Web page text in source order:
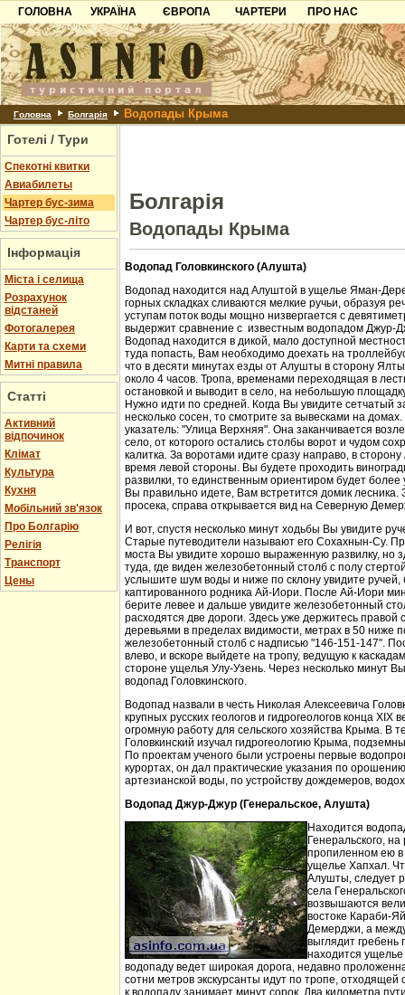
ГОЛОВНА
УКРАЇНА
Карпати
Азов
Причорноморря
Шацьк
ЄВРОПА
Чорногорія
Хорватія
Болгарія
Албанія
ЧАРТЕРИ
ПРО НАС
Контакти
Партнерам
Додати готель
Головна Болгарія Водопады Крыма
Готелі / Тури
Спекотні квитки
Авиабилеты
Чартер бус-зима
Чартер бус-літо
Інформація
Міста і селища
Розрахунок
відстаней
Фотогалерея
Карти та схеми
Митні правила
Статті
Активний
відпочинок
Клімат
Культура
Кухня
Мобільний зв'язок
Про Болгарію
Релігія
Транспорт
Цены
Болгарія
Водопады Крыма
Водопад Головкинского (Алушта)
Водопад находится над Алуштой в ущелье Яман-
горных складках сливаются мелкие ручьи, образуя
уступам поток воды мощно низвергается с
выдержит сравнение с известным водопадом Джур-
Водопад находится в дикой, мало доступной
туда попасть, Вам необходимо доехать на
что в десяти минутах езды от Алушты в сторону
около 4 часов. Тропа, временами переходящая в
остановкой и выводит в село, на небольшую
Нужно идти по средней. Когда Вы увидите сетчатый
несколько сосен, то смотрите за вывесками на
указатель: "Улица Верхняя". Она заканчивается
село, от которого остались столбы ворот и чудом
калитка. За воротами идите сразу направо, в
время левой стороны. Вы будете проходить
развилки, то единственным ориентиром будет более
Вы правильно идете, Вам встретится домик лесника.
просека, справа открывается вид на Северную
И вот, спустя несколько минут ходьбы Вы увидите
Старые путеводители называют его Сохахнын-Су.
моста Вы увидите хорошо выраженную развилку, но
туда, где виден железобетонный столб с полу
услышите шум воды и ниже по склону увидите
каптированного родника Ай-Иори. После Ай-Иори
берите левее и дальше увидите железобетонный
расходятся две дороги. Здесь уже держитесь правой
деревьями в пределах видимости, метрах в 50 ниже
железобетонный столб с надписью "146-151-147".
влево, и вскоре выйдете на тропу, ведущую к
стороне ущелья Улу-Узень. Через несколько минут
водопад Головкинского.
Водопад назвали в честь Николая Алексеевича
крупных русских геологов и гидрогеологов конца XIX
огромную работу для сельского хозяйства Крыма. В
Головкинский изучал гидрогеологию Крыма,
По проектам ученого были устроены первые
курортах, он дал практические указания по
артезианской воды, по устройству дождемеров,
Водопад Джур-Джур (Генеральское, Алушта)
Находится
Генеральского,
пропиленном ею в
ущелье Хапхал.
Алушты, следует
села
возвышаются
востоке Караби-
Демерджи, а
выглядит гребень
находится
водопаду ведет широкая дорога, недавно
сотни метров экскурсанты идут по тропе, отходящей
к водопаду занимает минут сорок. Два километра